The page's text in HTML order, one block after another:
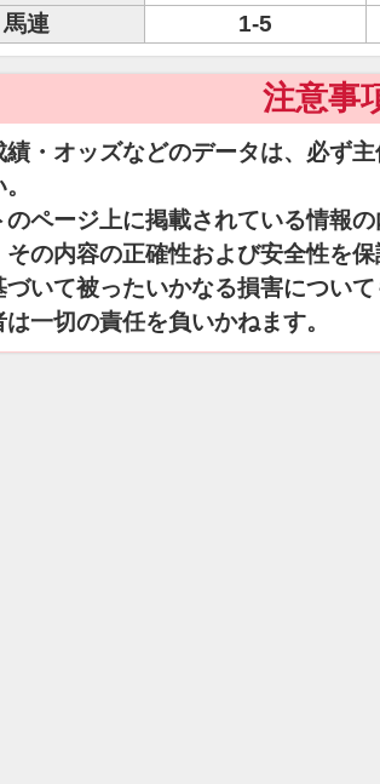
馬連
1-5
注意事
績・オッズなどのデータは、必ず
のページ上に掲載されている情報
その内容の正確性および安全性を
づいて被ったいかなる損害につい
一切の責任を負いかねます。